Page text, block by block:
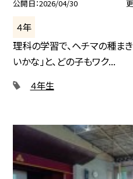
公開日 2026/04/30
４年
理科の学習で、ヘチマの種ま
いかな」と、どの子もワク...
４年生